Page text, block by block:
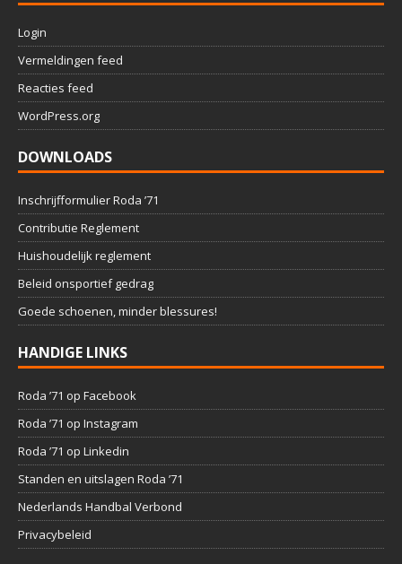
Login
Vermeldingen feed
Reacties feed
WordPress.org
DOWNLOADS
Inschrijfformulier Roda ’71
Contributie Reglement
Huishoudelijk reglement
Beleid onsportief gedrag
Goede schoenen, minder blessures!
HANDIGE LINKS
Roda ’71 op Facebook
Roda ’71 op Instagram
Roda ’71 op Linkedin
Standen en uitslagen Roda ’71
Nederlands Handbal Verbond
Privacybeleid